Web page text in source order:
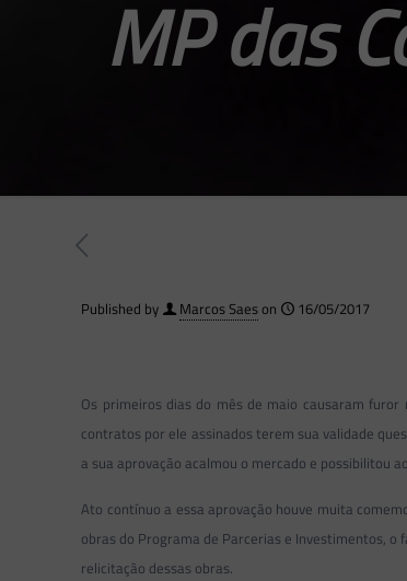
MP das
Published by Marcos Saeson 16/05/2017
Os primeiros dias do mês de maio causaram
contratos por ele assinados terem sua validade
a sua aprovação acalmou o mercado e possibilitou
Ato contínuo a essa aprovação houve muita
obras do Programa de Parcerias e Investimentos, o
relicitação dessas obras.